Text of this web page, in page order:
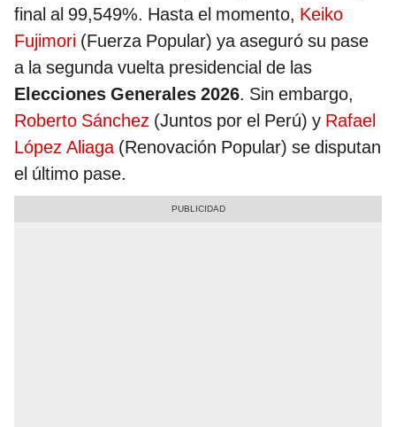
final al 99,549%. Hasta el momento, Keiko
Fujimori (Fuerza Popular) ya aseguró su pase
a la segunda vuelta presidencial de las
Elecciones Generales 2026. Sin embargo,
Roberto Sánchez (Juntos por el Perú) y Rafael
López Aliaga(Renovación Popular) se disputan
el último pase.